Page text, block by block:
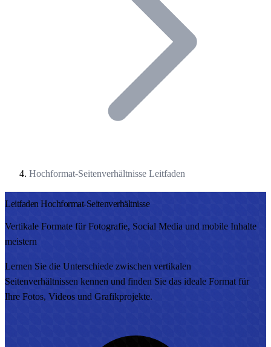
Hochformat-Seitenverhältnisse Leitfaden
Leitfaden Hochformat-Seitenverhältnisse
Vertikale Formate für Fotografie, Social Media und mobile Inhalte
meistern
Lernen Sie die Unterschiede zwischen vertikalen
Seitenverhältnissen kennen und finden Sie das ideale Format für
Ihre Fotos, Videos und Grafikprojekte.